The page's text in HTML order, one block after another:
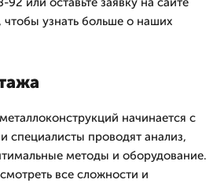
узнать больше о наших
начинается с
специалисты проводят анализ,
методы и оборудование.
все сложности и